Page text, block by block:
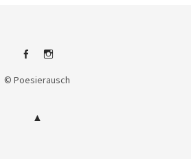
FacebookInstagram
© Poesierausch